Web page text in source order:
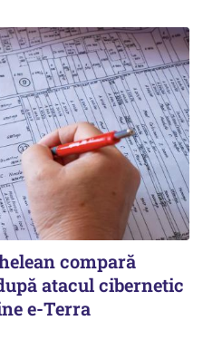
compară
atacul cibernetic
e-Terra